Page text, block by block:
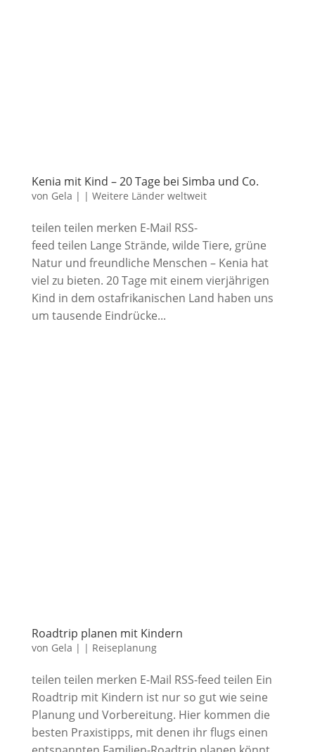
Kenia mit Kind – 20 Tage bei Simba und Co.
von Gela | | Weitere Länder weltweit
teilen teilen merken E-Mail RSS-
feed teilen Lange Strände, wilde Tiere, grüne
Natur und freundliche Menschen – Kenia hat
viel zu bieten. 20 Tage mit einem vierjährigen
Kind in dem ostafrikanischen Land haben uns
um tausende Eindrücke...
Roadtrip planen mit Kindern
von Gela | | Reiseplanung
teilen teilen merken E-Mail RSS-feed teilen Ein
Roadtrip mit Kindern ist nur so gut wie seine
Planung und Vorbereitung. Hier kommen die
besten Praxistipps, mit denen ihr flugs einen